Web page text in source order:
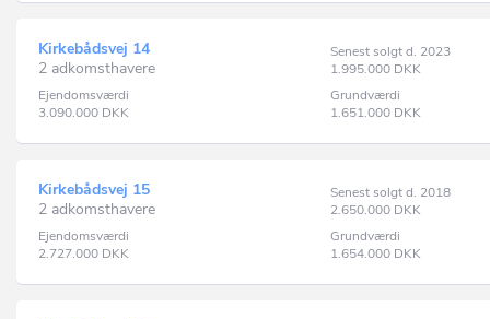
Kirkebådsvej 14
2 adkomsthavere
Senest solgt d. 2023
1.995.000 DKK
Ejendomsværdi
3.090.000 DKK
Grundværdi
1.651.000 DKK
Kirkebådsvej 15
2 adkomsthavere
Senest solgt d. 2018
2.650.000 DKK
Ejendomsværdi
2.727.000 DKK
Grundværdi
1.654.000 DKK